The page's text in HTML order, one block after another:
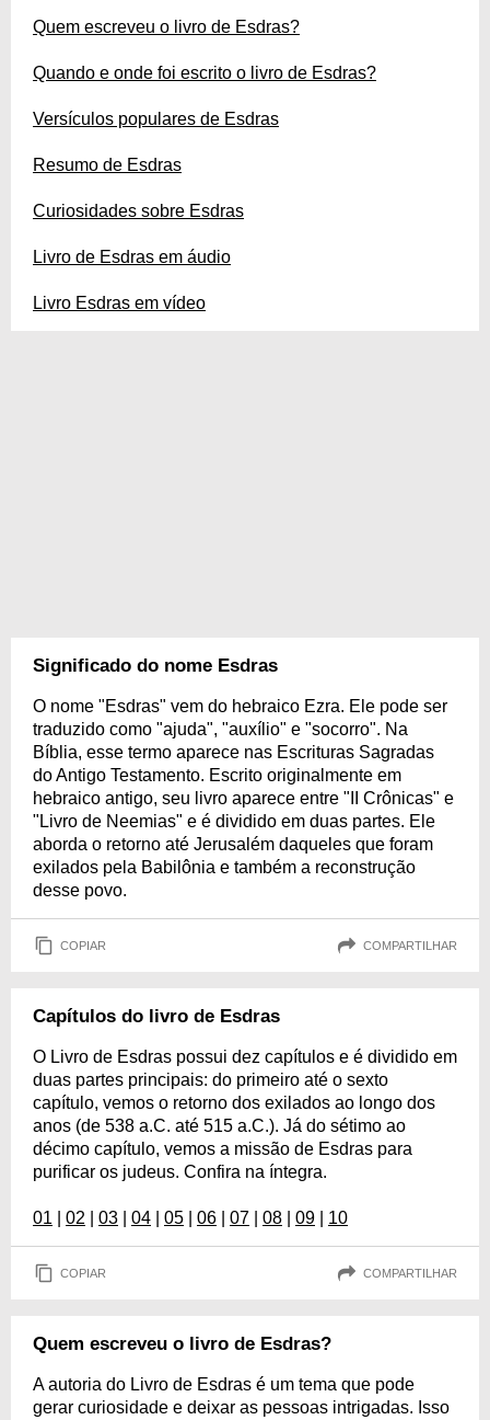
Quem escreveu o livro de Esdras?
Quando e onde foi escrito o livro de Esdras?
Versículos populares de Esdras
Resumo de Esdras
Curiosidades sobre Esdras
Livro de Esdras em áudio
Livro Esdras em vídeo
Significado do nome Esdras
O nome "Esdras" vem do hebraico Ezra. Ele pode ser
traduzido como "ajuda", "auxílio" e "socorro". Na
Bíblia, esse termo aparece nas Escrituras Sagradas
do Antigo Testamento. Escrito originalmente em
hebraico antigo, seu livro aparece entre "II Crônicas" e
"Livro de Neemias" e é dividido em duas partes. Ele
aborda o retorno até Jerusalém daqueles que foram
exilados pela Babilônia e também a reconstrução
desse povo.
COPIAR COMPARTILHAR
Capítulos do livro de Esdras
O Livro de Esdras possui dez capítulos e é dividido em
duas partes principais: do primeiro até o sexto
capítulo, vemos o retorno dos exilados ao longo dos
anos (de 538 a.C. até 515 a.C.). Já do sétimo ao
décimo capítulo, vemos a missão de Esdras para
purificar os judeus. Confira na íntegra.
01 02 03 04 05 06 07 08 09 10
COPIAR COMPARTILHAR
Quem escreveu o livro de Esdras?
A autoria do Livro de Esdras é um tema que pode
gerar curiosidade e deixar as pessoas intrigadas. Isso